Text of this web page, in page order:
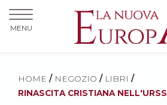
HOME / NEGOZIO / LIBRI /
RINASCITA CRISTIANA NELL'URSS
MENU